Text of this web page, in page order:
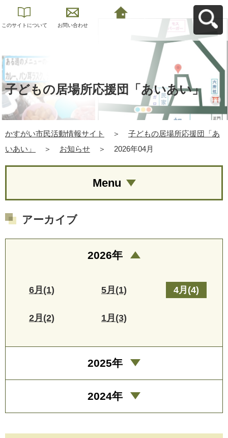
このサイトについて お問い合わせ
子どもの居場所応援団「あいあい」
かすがい市民活動情報サイト ＞
子どもの居場所応援団「あ
いあい」
＞ お知らせ ＞ 2026年04月
Menu
アーカイブ
2026年
6月(1) 5月(1) 4月(4)
2月(2) 1月(3)
2025年
2024年